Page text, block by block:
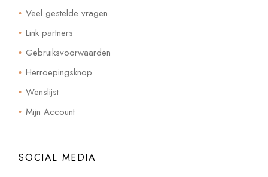
Veel gestelde vragen
Link partners
Gebruiksvoorwaarden
Herroepingsknop
Wenslijst
Mijn Account
SOCIAL MEDIA